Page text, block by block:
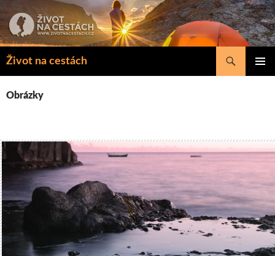
k
obsahu
Život na cestách
Hledat
Obrázky